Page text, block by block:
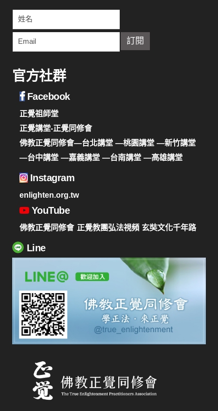
官方社群
Facebook
正覺祖師堂
正覺講堂-正覺同修會
佛教正覺同修會—台北講堂 —桃園講堂 —新竹講堂
—台中講堂 —嘉義講堂 —台南講堂 —高雄講堂
Instagram
enlighten.org.tw
YouTube
佛教正覺同修會 正覺教團弘法視頻 玄奘文化千年路
Line